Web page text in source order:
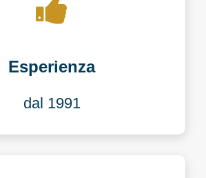
Esperienza
dal 1991